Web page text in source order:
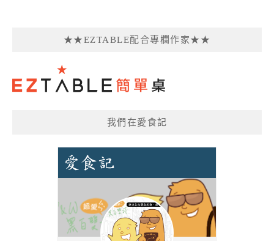
★★EZTABLE配合專欄作家★★
我們在愛食記